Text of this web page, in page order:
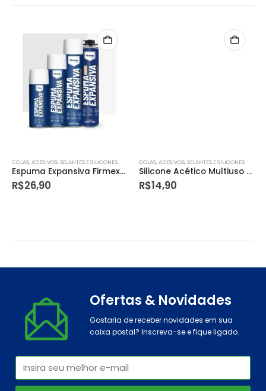
COLAS, ADESIVOS, SELANTES E SILICONES
Espuma Expansiva Firmex 480g
R$26,90
COLAS, ADESIVOS, SELANTES E SILICONES
Silicone Acético Multiuso 280g
R$14,90
Ofertas & Novidades
Gostaria de receber novidades em sua
caixa postal? Inscreva-se e fique ligado.